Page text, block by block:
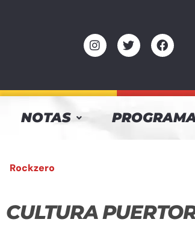
NOTAS
Rockzero
CULTURA